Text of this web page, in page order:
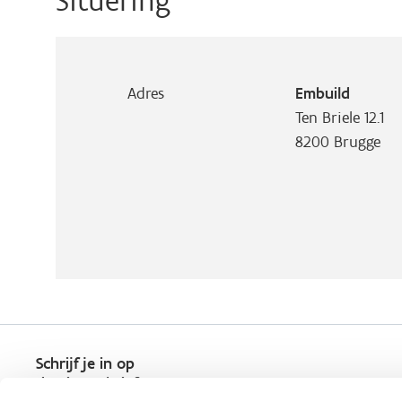
Adres
Embuild
Ten Briele 12.1
8200 Brugge
Schrijf je in op
de nieuwsbrief